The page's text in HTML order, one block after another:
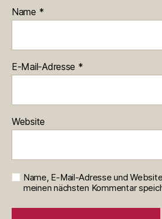
Name *
E-Mail-Adresse *
Website
Name, E-Mail-Adresse und
meinen nächsten Kommentar